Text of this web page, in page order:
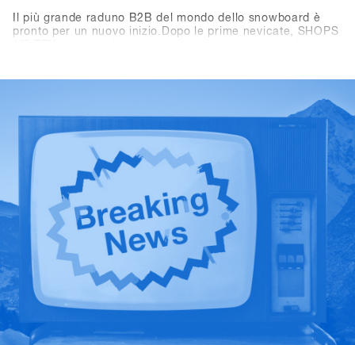
Il più grande raduno B2B del mondo dello snowboard è
pronto per un nuovo inizio.Dopo le prime nevicate, SHOPS
l’offerta esclusiva early bird fino al 6 dicembre. Vieni a
Hochfügen dal 19 al 21 gennaio e prova i prodotti più
recenti di oltre 80 brand!